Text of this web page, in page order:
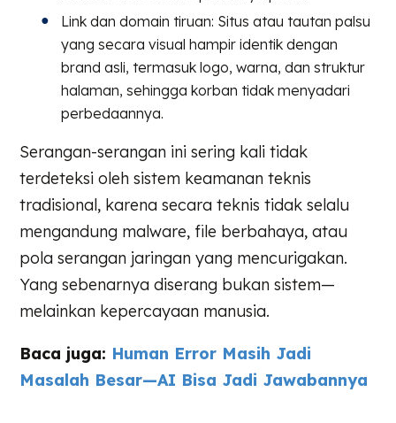
Link dan domain tiruan: Situs atau tautan palsu
yang secara visual hampir identik dengan
brand asli, termasuk logo, warna, dan struktur
halaman, sehingga korban tidak menyadari
perbedaannya.
Serangan-serangan ini sering kali tidak
terdeteksi oleh sistem keamanan teknis
tradisional, karena secara teknis tidak selalu
mengandung malware, file berbahaya, atau
pola serangan jaringan yang mencurigakan.
Yang sebenarnya diserang bukan sistem—
melainkan kepercayaan manusia.
Baca juga: Human Error Masih Jadi
Masalah Besar—AI Bisa Jadi Jawabannya